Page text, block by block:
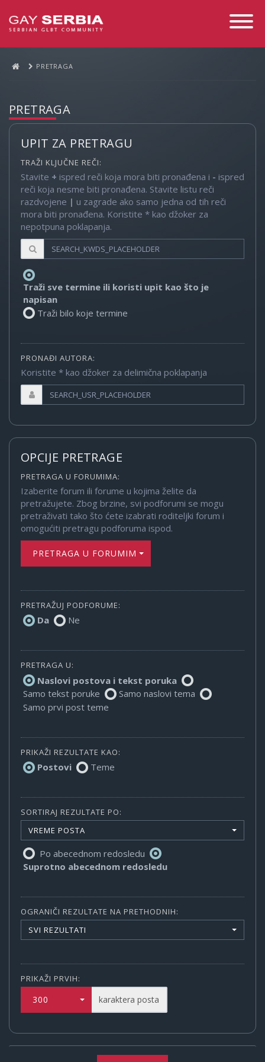
Toggle
PRETRAGA
PRETRAGA
UPIT ZA PRETRAGU
TRAŽI KLJUČNE REČI:
Stavite + ispred reči koja mora biti pronađena i - ispred
reči koja nesme biti pronađena. Stavite listu reči
razdvojene | u zagrade ako samo jedna od tih reči
mora biti pronađena. Koristite * kao džoker za
nepotpuna poklapanja.
Traži sve termine ili koristi upit kao što je
napisan
Traži bilo koje termine
PRONAĐI AUTORA:
Koristite * kao džoker za delimična poklapanja
OPCIJE PRETRAGE
PRETRAGA U FORUMIMA:
Izaberite forum ili forume u kojima želite da
pretražujete. Zbog brzine, svi podforumi se mogu
pretraživati tako što ćete izabrati roditeljki forum i
omogućiti pretragu podforuma ispod.
PRETRAGA U FORUMIMA
PRETRAŽUJ PODFORUME:
Da Ne
PRETRAGA U:
Naslovi postova i tekst poruka
Samo tekst poruke
Samo naslovi tema
Samo prvi post teme
PRIKAŽI REZULTATE KAO:
Postovi Teme
SORTIRAJ REZULTATE PO:
VREME POSTA
Po abecednom redosledu
Suprotno abecednom redosledu
OGRANIČI REZULTATE NA PRETHODNIH:
SVI REZULTATI
PRIKAŽI PRVIH:
300 karaktera posta